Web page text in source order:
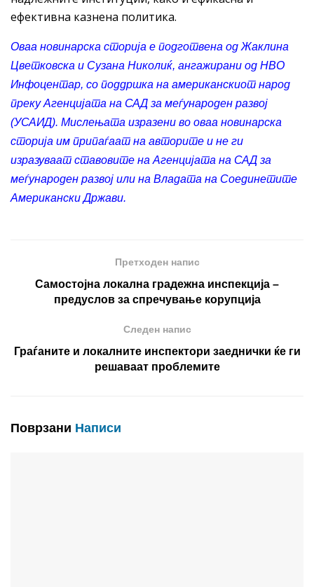
ефективна казнена политика.
Oваа новинарска сторија е подготвена од Жаклина
Цветковска и Сузана Николиќ, ангажирани од НВО
Инфоцентар, со поддршка на американскиот народ
преку Агенцијата на САД за меѓународен развој
(УСАИД). Мислењата изразени во оваа новинарска
сторија им припаѓаат на авторите и не ги
изразуваат ставовите на Агенцијата на САД за
меѓународен развој или на Владата на Соединетите
Американски Држави.
Претходен напис
Самостојна локална градежна инспекција –
предуслов за спречување корупција
Следен напис
Граѓаните и локалните инспектори заеднички ќе ги
решаваат проблемите
Поврзани Написи